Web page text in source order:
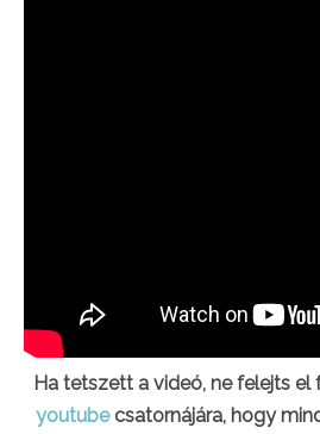
Ha tetszett a videó, ne felejts el
youtube csatornájára, hogy